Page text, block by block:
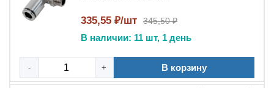
335,55 ₽/шт 345,50 ₽
В наличии: 11 шт, 1 день
- + В корзину